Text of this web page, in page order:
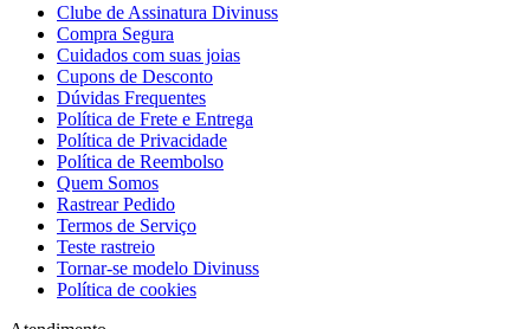
Clube de Assinatura Divinuss
Compra Segura
Cuidados com suas joias
Cupons de Desconto
Dúvidas Frequentes
Política de Frete e Entrega
Política de Privacidade
Política de Reembolso
Quem Somos
Rastrear Pedido
Termos de Serviço
Teste rastreio
Tornar-se modelo Divinuss
Política de cookies